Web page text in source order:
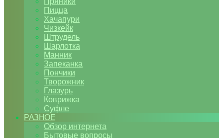
Пицца
Хачапури
Чизкейк
Штрудель
Шарлотка
Манник
Запеканка
Пончики
Творожник
Глазурь
Коврижка
Суфле
РАЗНОЕ
Обзор интернета
Бытовые вопросы